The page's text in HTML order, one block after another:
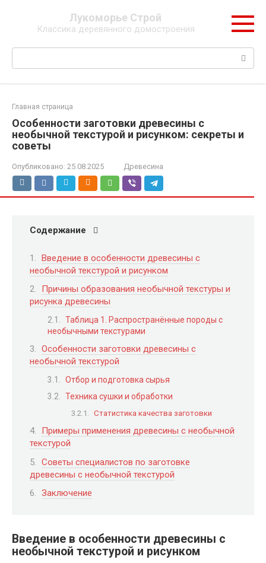
Лукоморье Строй
Классика деревянного домостроения
Поиск:
Главная страница
Особенности заготовки древесины с
необычной текстурой и рисунком: секреты и
советы
Опубликовано: 25.08.2025 Древесина
Содержание
Введение в особенности древесины с
необычной текстурой и рисунком
Причины образования необычной текстуры и
рисунка древесины
Таблица 1. Распространённые породы с
необычными текстурами
Особенности заготовки древесины с
необычной текстурой
Отбор и подготовка сырья
Техника сушки и обработки
Статистика качества заготовки
Примеры применения древесины с необычной
текстурой
Советы специалистов по заготовке
древесины с необычной текстурой
Заключение
Введение в особенности древесины с
необычной текстурой и рисунком